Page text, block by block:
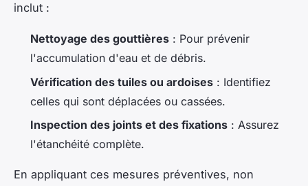
inclut :
Nettoyage des gouttières : Pour prévenir
l'accumulation d'eau et de débris.
Vérification des tuiles ou ardoises : Identifiez
celles qui sont déplacées ou cassées.
Inspection des joints et des fixations : Assurez
l'étanchéité complète.
En appliquant ces mesures préventives, non